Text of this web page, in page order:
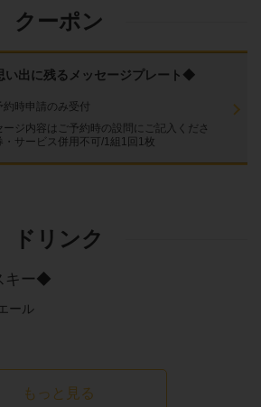
クーポン
出に残るメッセージプレート◆
約時申請のみ受付
ジ内容はご予約時の設問にご記入くださ
・サービス併用不可/1組1回1枚
ドリンク
キー◆
ール
もっと見る